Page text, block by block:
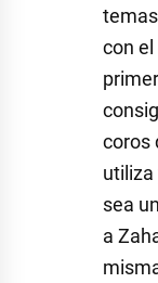
con
coros
utiliza
sea
a